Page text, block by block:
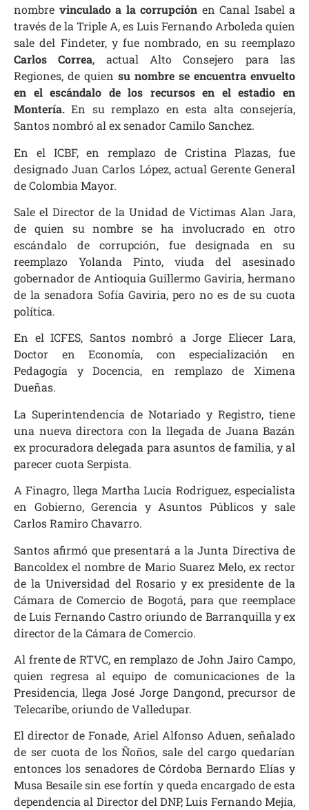
nombre vinculado a la corrupción en Canal Isabel a
través de la Triple A, es Luis Fernando Arboleda quien
sale del Findeter, y fue nombrado, en su reemplazo
Carlos Correa, actual Alto Consejero para las
Regiones, de quien su nombre se encuentra envuelto
en el escándalo de los recursos en el estadio en
Montería. En su remplazo en esta alta consejería,
Santos nombró al ex senador Camilo Sanchez.
En el ICBF, en remplazo de Cristina Plazas, fue
designado Juan Carlos López, actual Gerente General
de Colombia Mayor.
Sale el Director de la Unidad de Víctimas Alan Jara,
de quien su nombre se ha involucrado en otro
escándalo de corrupción, fue designada en su
reemplazo Yolanda Pinto, viuda del asesinado
gobernador de Antioquia Guillermo Gaviria, hermano
de la senadora Sofía Gaviria, pero no es de su cuota
política.
En el ICFES, Santos nombró a Jorge Eliecer Lara,
Doctor en Economía, con especialización en
Pedagogía y Docencia, en remplazo de Ximena
Dueñas.
La Superintendencia de Notariado y Registro, tiene
una nueva directora con la llegada de Juana Bazán
ex procuradora delegada para asuntos de familia, y al
parecer cuota Serpista.
A Finagro, llega Martha Lucia Rodriguez, especialista
en Gobierno, Gerencia y Asuntos Públicos y sale
Carlos Ramiro Chavarro.
Santos afirmó que presentará a la Junta Directiva de
Bancoldex el nombre de Mario Suarez Melo, ex rector
de la Universidad del Rosario y ex presidente de la
Cámara de Comercio de Bogotá, para que reemplace
de Luis Fernando Castro oriundo de Barranquilla y ex
director de la Cámara de Comercio.
Al frente de RTVC, en remplazo de John Jairo Campo,
quien regresa al equipo de comunicaciones de la
Presidencia, llega José Jorge Dangond, precursor de
Telecaribe, oriundo de Valledupar.
El director de Fonade, Ariel Alfonso Aduen, señalado
de ser cuota de los Ñoños, sale del cargo quedarían
entonces los senadores de Córdoba Bernardo Elías y
Musa Besaile sin ese fortín y queda encargado de esta
dependencia al Director del DNP, Luis Fernando Mejía,